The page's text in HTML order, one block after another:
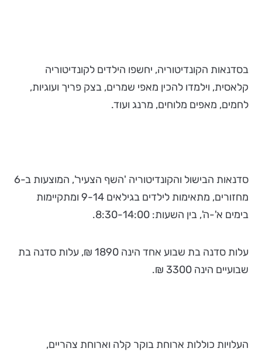
בסדנאות הקונדיטוריה, יחשפו הילדים לקונדיטוריה
קלאסית, וילמדו להכין מאפי שמרים, בצק פריך ועוגיות,
לחמים, מאפים מלוחים, מרנג ועוד.
סדנאות הבישול והקונדיטוריה 'השף הצעיר', המוצעות ב-6
מחזורים, מתאימות לילדים בגילאים 9-14 ומתקיימות
בימים א'-ה', בין השעות: 8:30-14:00.
עלות סדנה בת שבוע אחד הינה 1890 ₪, עלות סדנה בת
שבועיים הינה 3300 ₪.
העלויות כוללות ארוחת בוקר קלה וארוחת צהריים,